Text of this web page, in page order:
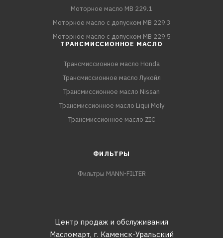
Моторное масло MB 229.1
Моторное масло с допуском MB 229.3
Моторное масло с допуском MB 229.5
ТРАНСМИССИОННОЕ МАСЛО
Трансмиссионное масло Honda
Трансмиссионное масло Лукойл
Трансмиссионное масло Nissan
Трансмиссионное масло Liqui Moly
Трансмиссионное масло ZIC
ФИЛЬТРЫ
Фильтры MANN-FILTER
Центр продаж и обслуживания
Масломарт, г. Каменск-Уральский